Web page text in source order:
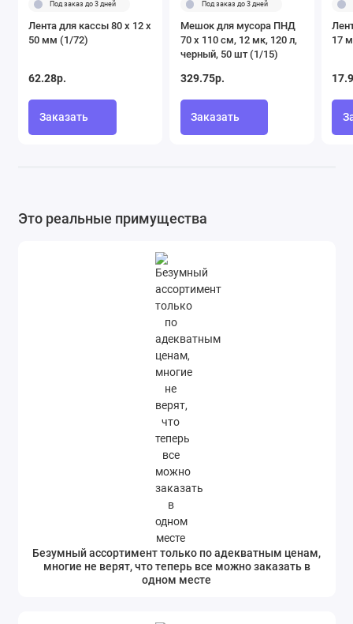
Под заказ до 3 дней
Лента для кассы 80 х 12 х
50 мм (1/72)
62.28р.
Заказать
Под заказ до 3 дней
Мешок для мусора ПНД
70 х 110 см, 12 мк, 120 л,
черный, 50 шт (1/15)
329.75р.
Заказать
17
Это реальные примущества
Безумный ассортимент только по адекватным ценам,
многие не верят, что теперь все можно заказать в
одном месте